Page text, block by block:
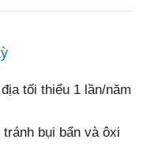
tối thiểu 1 lần/năm
bụi bẩn và ôxi